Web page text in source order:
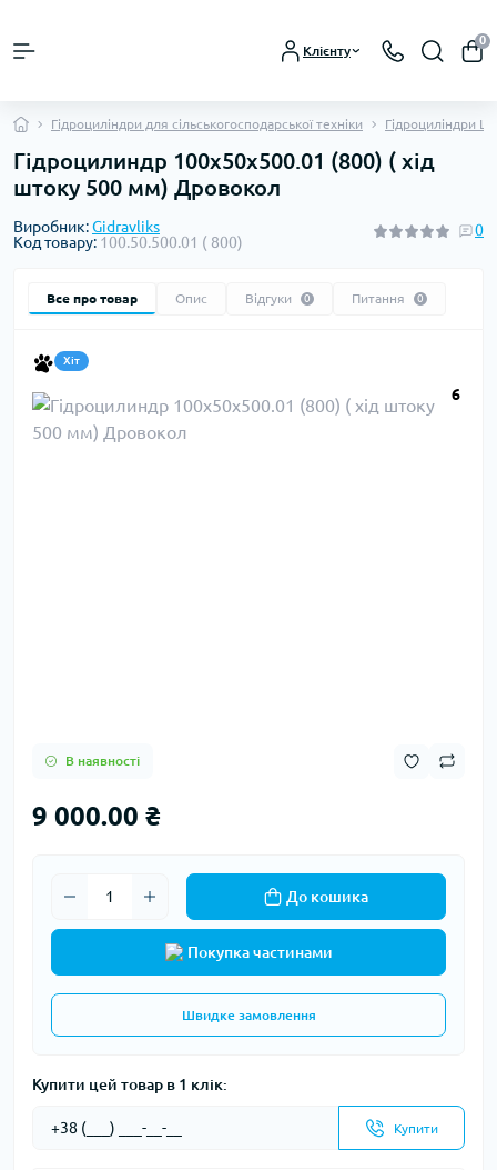
Клієнту
0
Гідроциліндри для сільськогосподарської техніки Гідроциліндри
Гідроцилиндр 100х50х500.01 (800) ( хід
штоку 500 мм) Дровокол
Виробник:Gidravliks
Код товару: 100.50.500.01 ( 800)
0
Все про товар Опис Відгуки 0 Питання 0
Хіт
6
В наявності
9 000.00 ₴
До кошика
Покупка частинами
Швидке замовлення
Купити цей товар в 1 клік:
Купити